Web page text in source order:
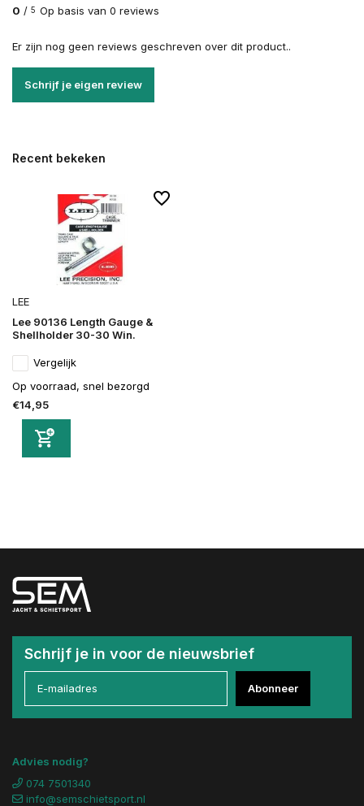
0 / 5 Op basis van 0 reviews
Er zijn nog geen reviews geschreven over dit product..
Schrijf je eigen review
Recent bekeken
LEE
Lee 90136 Length Gauge &
Shellholder 30-30 Win.
Vergelijk
Op voorraad, snel bezorgd
€14,95
Schrijf je in voor de nieuwsbrief
Abonneer
Advies nodig?
074 7501340
info@semschietsport.nl